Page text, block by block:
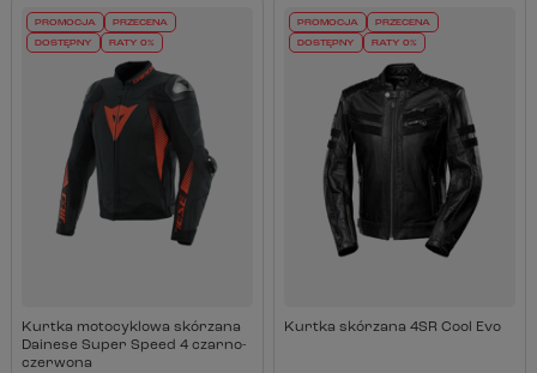
PROMOCJA PRZECENA
DOSTĘPNY RATY 0%
Kurtka motocyklowa skórzana
Dainese Super Speed 4 czarno-
czerwona
PROMOCJA PRZECENA
DOSTĘPNY RATY 0%
Kurtka skórzana 4SR Cool Evo